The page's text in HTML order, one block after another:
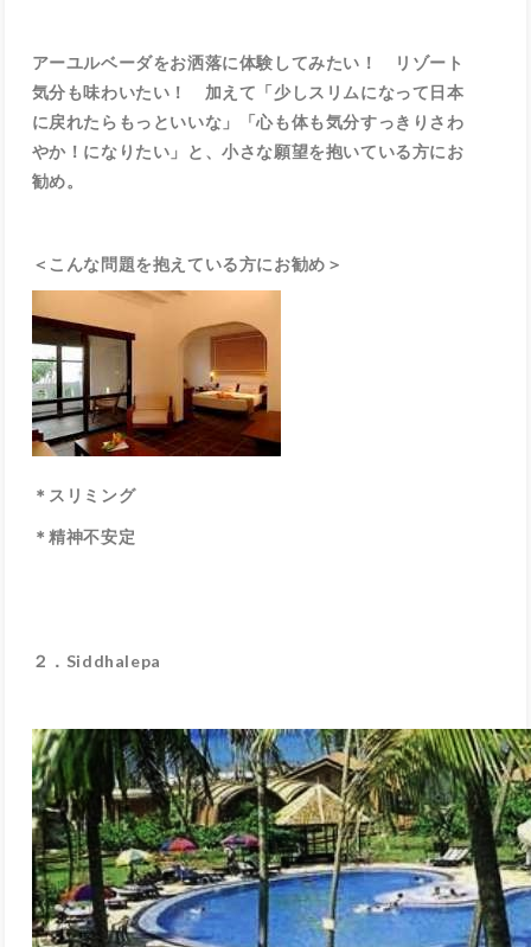
アーユルベーダをお洒落に体験してみたい！ リゾート
気分も味わいたい！ 加えて 「少しスリムになって日本
に戻れたらもっといいな」「心も体も気分すっきりさわ
やか！になりたい」と、小さな願望を抱いている方にお
勧め。
＜こんな問題を抱えている方にお勧め＞
＊スリミング
＊精神不安定
２． Siddhalepa